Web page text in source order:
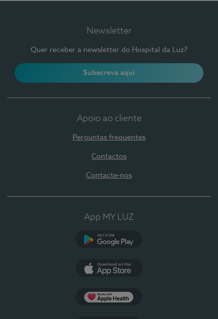
Newsletter
Quer receber a newsletter do Hospital da Luz?
Subscreva aqui
Apoio ao cliente
Perguntas frequentes
Contactos
Contacte-nos
App MY LUZ